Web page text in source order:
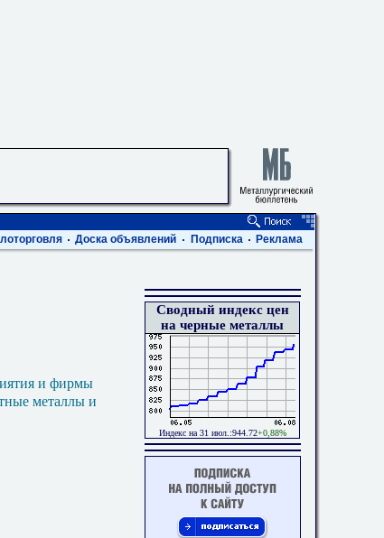
Доска объявлений Подписка Реклама
и фирмы
металлы и
Сводный индекс цен
на черные металлы
Индекс на 31 июл.:944.72+0,88%